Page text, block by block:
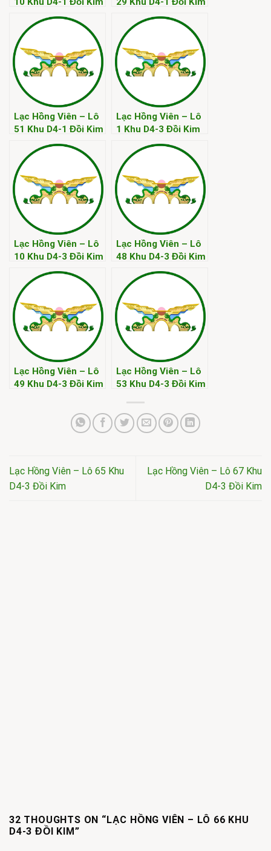
Lạc Hồng Viên – Lô
51 Khu D4-1 Đồi Kim
Lạc Hồng Viên – Lô
1 Khu D4-3 Đồi Kim
Lạc Hồng Viên – Lô
10 Khu D4-3 Đồi Kim
Lạc Hồng Viên – Lô
48 Khu D4-3 Đồi Kim
Lạc Hồng Viên – Lô
49 Khu D4-3 Đồi Kim
Lạc Hồng Viên – Lô
53 Khu D4-3 Đồi Kim
Lạc Hồng Viên – Lô 65 Khu
D4-3 Đồi Kim
Lạc Hồng Viên – Lô 67 Khu
D4-3 Đồi Kim
32 THOUGHTS ON “LẠC HỒNG VIÊN – LÔ 66 KHU
D4-3 ĐỒI KIM”